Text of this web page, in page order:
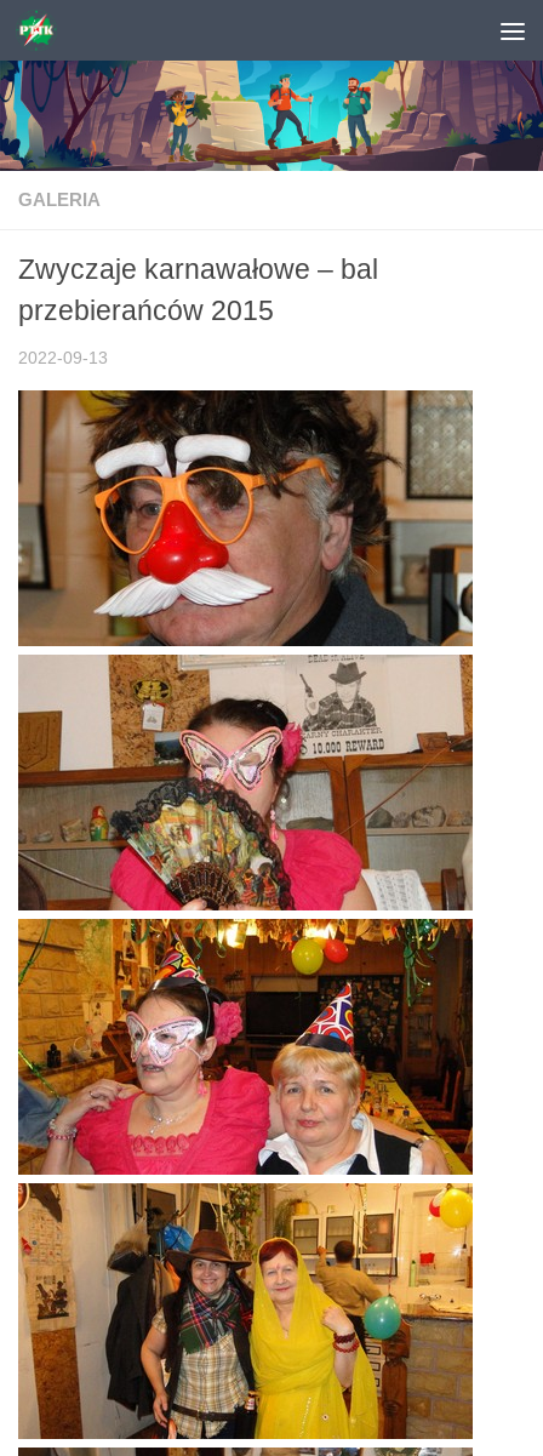
Skip to content
GALERIA
Zwyczaje karnawałowe – bal
przebierańców 2015
2022-09-13